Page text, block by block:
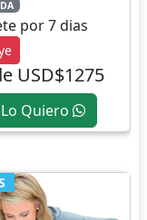
por 7 dias
USD$1275
Lo Quiero